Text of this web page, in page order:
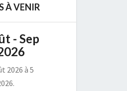
À VENIR
- Sep
2026 à 5